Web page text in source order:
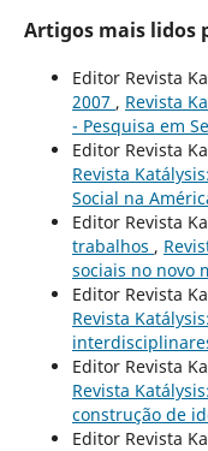
Artigos mais lidos
Editor Revista
2007 , Revista
- Pesquisa em
Editor Revista
Revista
Social na
Editor Revista
trabalhos ,
sociais no novo
Editor Revista
Revista
Editor Revista
Revista
construção de
Editor Revista